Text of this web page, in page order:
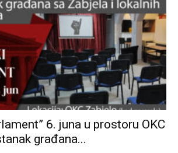
6. juna u prostoru OKC
građana...